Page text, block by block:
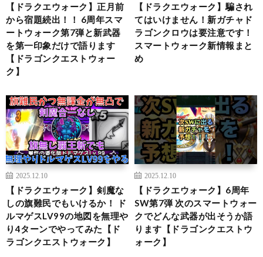
【ドラクエウォーク】正月前
から宿題続出！！ 6周年スマ
ートウォーク第7弾と新武器
を第一印象だけで語ります
【ドラゴンクエストウォー
ク】
【ドラクエウォーク】騙され
てはいけません！新ガチャド
ラゴンクロウは要注意です！
スマートウォーク新情報まと
め
2025.12.10
【ドラクエウォーク】剣魔な
しの旗難民でもいけるか！ ド
ルマゲスLV99の地図を無理や
り4ターンでやってみた【ド
ラゴンクエストウォーク】
2025.12.10
【ドラクエウォーク】6周年
SW第7弾 次のスマートウォー
クでどんな武器が出そうか語
ります【ドラゴンクエストウ
ォーク】